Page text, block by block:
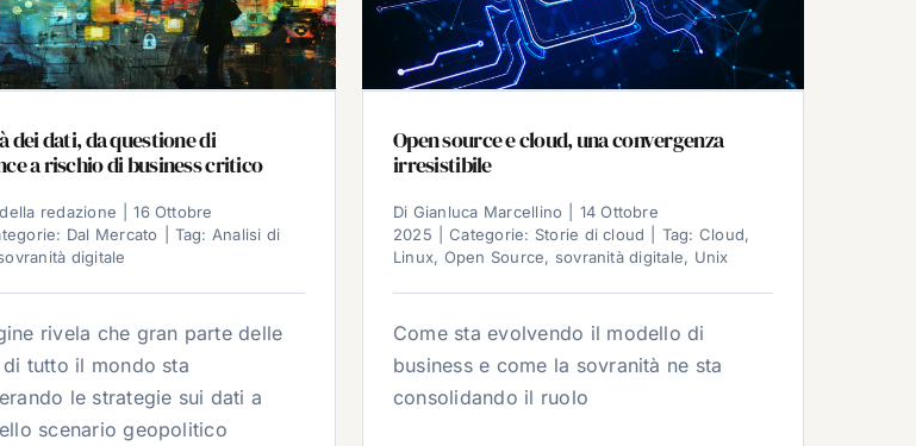
dei dati, da questione di
a rischio di business critico
redazione
16 Ottobre
Dal Mercato Tag: Analisi di
digitale
rivela che gran parte delle
tutto il mondo sta
le strategie sui dati a
scenario geopolitico
Open source e cloud, una convergenza
irresistibile
Di Gianluca Marcellino
14 Ottobre
2025
Categorie: Storie di cloud Tag: Cloud,
Linux, Open Source, sovranità digitale, Unix
Come sta evolvendo il modello di
business e come la sovranità ne sta
consolidando il ruolo